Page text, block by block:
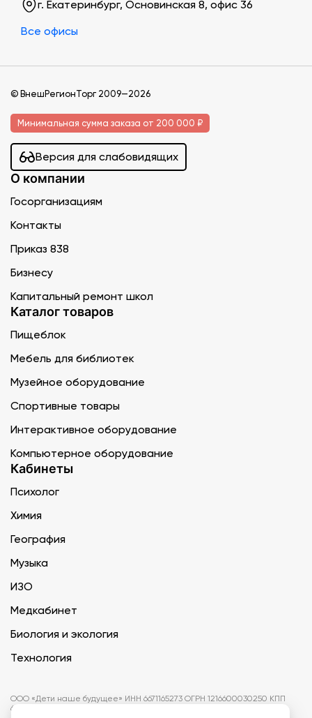
г. Екатеринбург, Основинская 8, офис 36
Все офисы
© ВнешРегионТорг 2009—2026
Минимальная сумма заказа от 200 000 ₽
Версия для слабовидящих
О компании
Госорганизациям
Контакты
Приказ 838
Бизнесу
Капитальный ремонт школ
Каталог товаров
Пищеблок
Мебель для библиотек
Музейное оборудование
Спортивные товары
Интерактивное оборудование
Компьютерное оборудование
Кабинеты
Психолог
Химия
География
Музыка
ИЗО
Медкабинет
Биология и экология
Технология
ООО «Дети наше будущее» ИНН 6671165273 ОГРН 1216600030250 КПП
667101001 БИК 046577674